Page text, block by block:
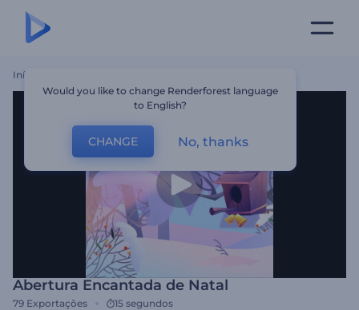
Início
Abertura Encantada de Natal
79 Exportações 15 segundos
Would you like to change Renderforest language
to English?
CHANGE No, thanks